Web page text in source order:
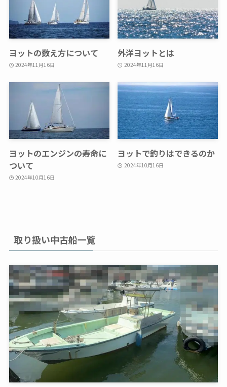
ヨットの数え方について
2024年11月16日
外洋ヨットとは
2024年11月16日
ヨットのエンジンの寿命に
ついて
2024年10月16日
ヨットで釣りはできるのか
2024年10月16日
取り扱い中古船一覧